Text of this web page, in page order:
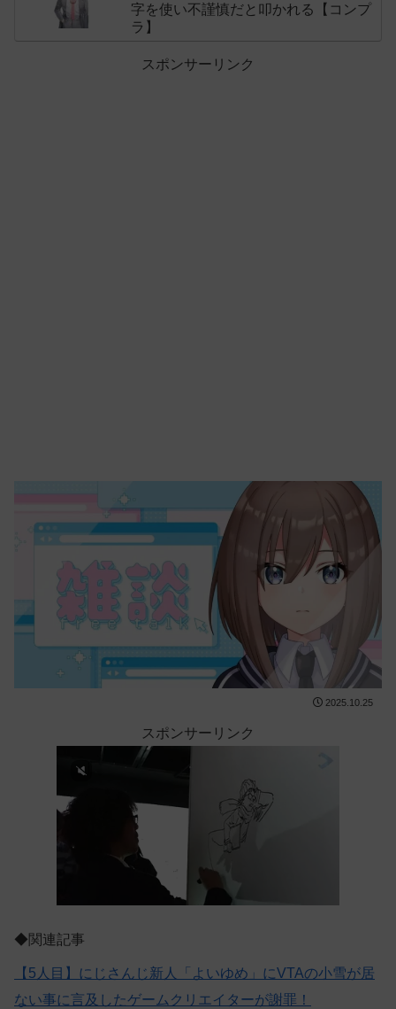
字を使い不謹慎だと叩かれる【コンプ
ラ】
スポンサーリンク
2025.10.25
スポンサーリンク
◆関連記事
【5人目】にじさんじ新人「よいゆめ」にVTAの小雪が居
ない事に言及したゲームクリエイターが謝罪！